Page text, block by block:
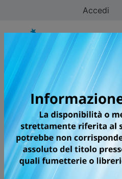
Accedi
Anteprima
Sfoglia on
fumetti
Guarda in anteprima i tuoi
fumetto che ti interessa per